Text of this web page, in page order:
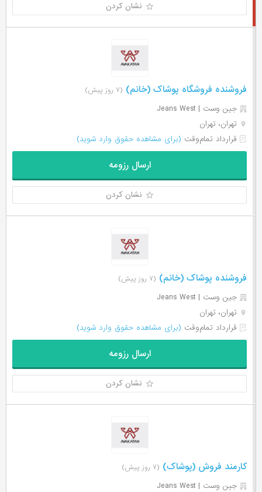
نشان کردن
فروشنده فروشگاه پوشاک (خانم) (۷ روز پیش)
جین وست | Jeans West
تهران، تهران
قرارداد تمام‌وقت (برای مشاهده حقوق وارد شوید)
ارسال رزومه
نشان کردن
فروشنده پوشاک (خانم) (۷ روز پیش)
جین وست | Jeans West
تهران، تهران
قرارداد تمام‌وقت (برای مشاهده حقوق وارد شوید)
ارسال رزومه
نشان کردن
کارمند فروش (پوشاک) (۷ روز پیش)
جین وست | Jeans West